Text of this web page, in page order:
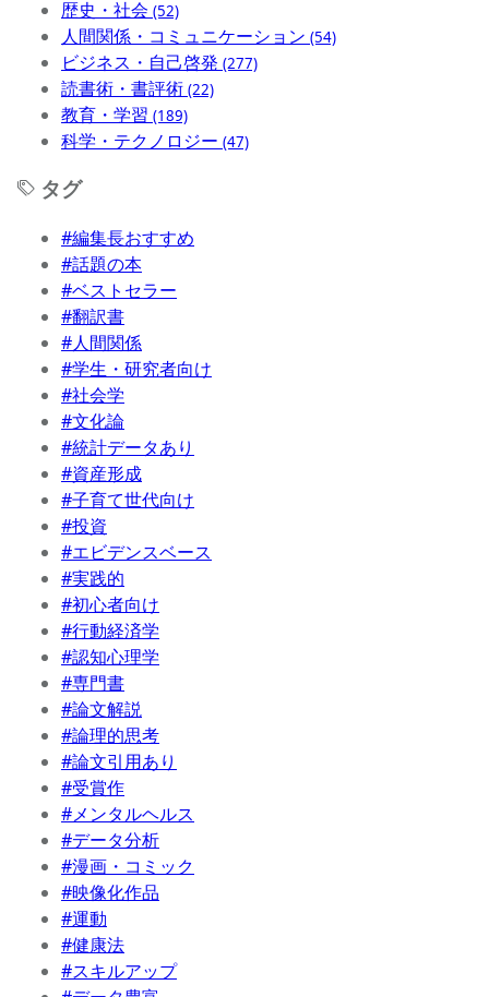
歴史・社会 (52)
人間関係・コミュニケーション (54)
ビジネス・自己啓発 (277)
読書術・書評術 (22)
教育・学習 (189)
科学・テクノロジー (47)
タグ
#編集長おすすめ
#話題の本
#ベストセラー
#翻訳書
#人間関係
#学生・研究者向け
#社会学
#文化論
#統計データあり
#資産形成
#子育て世代向け
#投資
#エビデンスベース
#実践的
#初心者向け
#行動経済学
#認知心理学
#専門書
#論文解説
#論理的思考
#論文引用あり
#受賞作
#メンタルヘルス
#データ分析
#漫画・コミック
#映像化作品
#運動
#健康法
#スキルアップ